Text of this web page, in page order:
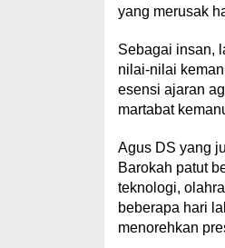
yang merusak
Sebagai insan,
nilai-nilai
esensi ajaran
martabat
Agus DS yang
Barokah patut
teknologi,
beberapa hari
menorehkan